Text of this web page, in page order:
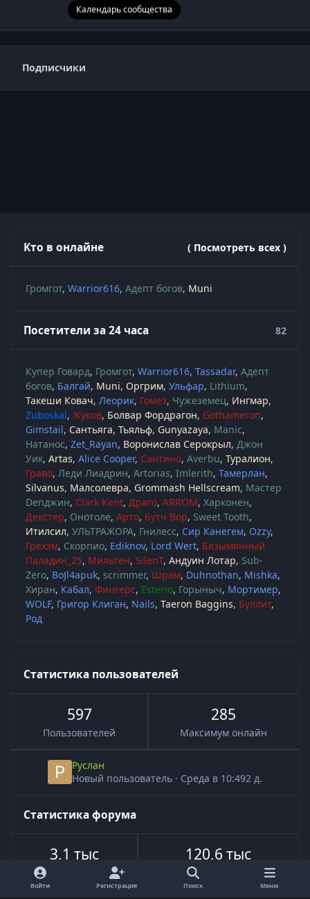
Календарь сообщества
Подписчики
Кто в онлайне ( Посмотреть всех )
Громгот Warrior616 Адепт богов Muni
Посетители за 24 часа 82
Купер Говард Громгот Warrior616 Tassadar Адепт
богов Балгай Muni Оргрим Ульфар Lithium
Такеши Ковач Леорик Гомез Чужеземец Ингмар
Zuboskal Жуков Болвар Фордрагон Gothameron
Gimstail Сантьяга Тьяльф Gunyazaya Manic
Натанос Zet_Rayan Воронислав Серокрыл Джон
Уик Artas Alice Cooper Сантино Averbu Туралион
Граво Леди Лиадрин Artorias Imlerith Тамерлан
Silvanus Малсолевра Grommash Hellscream Мастер
Denджин Clark Kent Драго ARROM Харконен
Декстер Онотоле Арто Бутч Вор Sweet Tooth
Итилсил УЛЬТРАЖОРА Гнилесс Сир Канегем Ozzy
Грехэм Скорпио Ediknov Lord Wert Безымянный
Паладин_25 Мильтен SilenT Андуин Лотар Sub-
Zero BoJl4apuk scrimmer Шрам Duhnothan Mishka
Хиран Кабал Фингерс Esterio Горыныч Мортимер
WOLF Григор Клиган Nails Taeron Baggins Буллит
Род
Статистика пользователей
597
Пользователей
285
Максимум онлайн
Руслан
Новый пользователь · Среда в 10:492 д.
Статистика форума
3,1 тыс
Всего сообщений
120,6 тыс
Войти Регистрация Поиск Меню